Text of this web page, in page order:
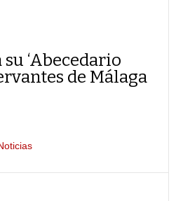
‘Abecedario
de Málaga